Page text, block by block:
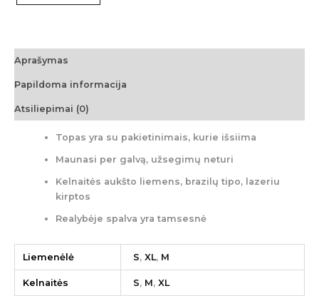
Aprašymas
Papildoma informacija
Atsiliepimai (0)
Topas yra su pakietinimais, kurie išsiima
Maunasi per galvą, užsegimų neturi
Kelnaitės aukšto liemens, brazilų tipo, lazeriu
kirptos
Realybėje spalva yra tamsesnė
Liemenėlė S,XL, M
Kelnaitės S, M,XL